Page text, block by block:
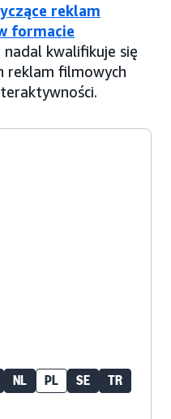
reklam
formacie
kwalifikuje się
reklam filmowych
NL PL SE
TR